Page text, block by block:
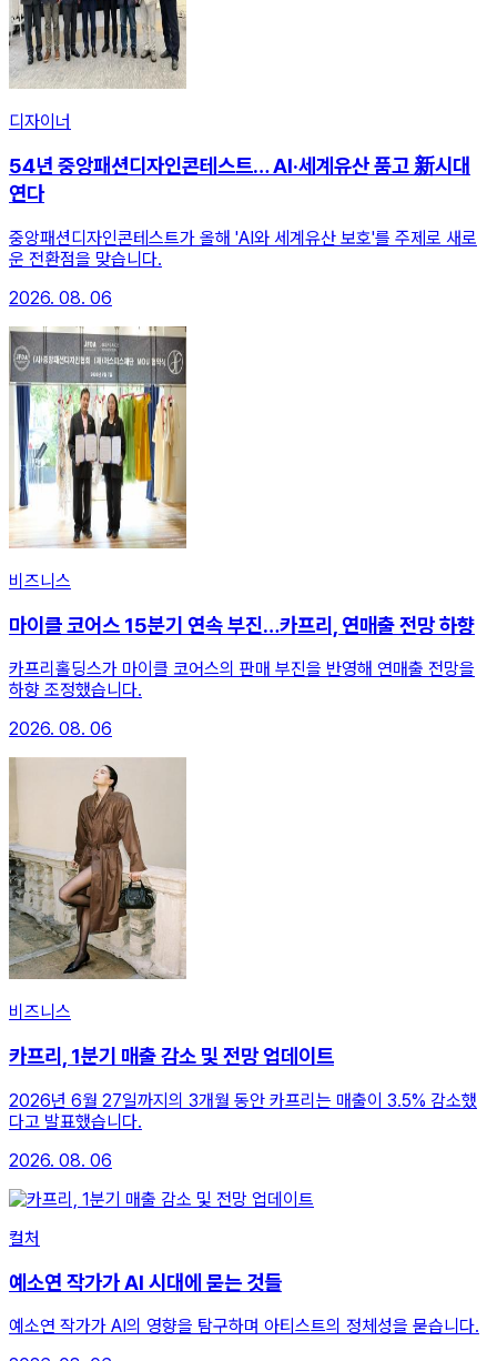
디자이너
54년 중앙패션디자인콘테스트… AI·세계유산 품고 新시대
연다
중앙패션디자인콘테스트가 올해 'AI와 세계유산 보호'를 주제로 새로
운 전환점을 맞습니다.
2026. 08. 06
비즈니스
마이클 코어스 15분기 연속 부진…카프리, 연매출 전망 하향
카프리홀딩스가 마이클 코어스의 판매 부진을 반영해 연매출 전망을
하향 조정했습니다.
2026. 08. 06
비즈니스
카프리, 1분기 매출 감소 및 전망 업데이트
2026년 6월 27일까지의 3개월 동안 카프리는 매출이 3.5% 감소했
다고 발표했습니다.
2026. 08. 06
컬처
예소연 작가가 AI 시대에 묻는 것들
예소연 작가가 AI의 영향을 탐구하며 아티스트의 정체성을 묻습니다.